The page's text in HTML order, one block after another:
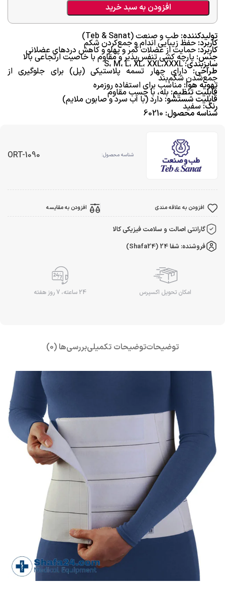
افزودن به سبد خرید
تولیدکننده: طب و صنعت (Teb & Sanat)
کاربرد: حفظ زیبایی اندام و جمع‌کردن شکم
کاربرد: حمایت از عضلات کمر و پهلو و کاهش دردهای عضلانی
جنس: پارچه کشی تنفس‌پذیر و مقاوم با خاصیت ارتجاعی بالا
سایزبندی:S، M، L، XL، XXL،XXXL
طراحی:دارای چهار تسمه پلاستیکی (پل) برای جلوگیری از
جمع‌شدن شکم‌بند
تهویه هوا:مناسب برای استفاده روزمره
قابلیت تنظیم: بله، با چسب مقاوم
قابلیت شستشو: دارد (با آب سرد و صابون ملایم)
رنگ:سفید
شناسه محصول:
شناسه محصول: ORT-1090
افزودن به علاقه مندی افزودن به مقایسه
گارانتی اصالت و سلامت فیزیکی کالا
فروشنده: شفا 24 (Shafa24)
امکان تحویل اکسپرس 24 ساعته، 7 روز هفته
توضیحاتتوضیحات تکمیلیبررسی‌ها (0)